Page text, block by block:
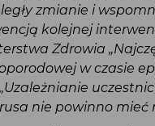
zmianie i
kolejnej
Zdrowia
w czasie
nie powinno mieć